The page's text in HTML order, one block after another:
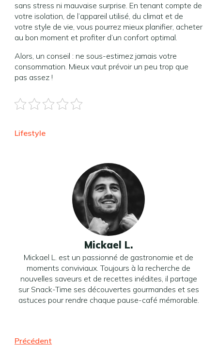
sans stress ni mauvaise surprise. En tenant compte de
votre isolation, de l’appareil utilisé, du climat et de
votre style de vie, vous pourrez mieux planifier, acheter
au bon moment et profiter d’un confort optimal.
Alors, un conseil : ne sous-estimez jamais votre
consommation. Mieux vaut prévoir un peu trop que
pas assez !
Lifestyle
Mickael L.
Mickael L. est un passionné de gastronomie et de
moments conviviaux. Toujours à la recherche de
nouvelles saveurs et de recettes inédites, il partage
sur Snack-Time ses découvertes gourmandes et ses
astuces pour rendre chaque pause-café mémorable.
Précédent